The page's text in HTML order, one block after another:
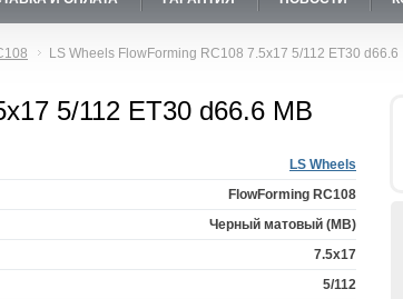
LS Wheels FlowForming RC108 7.5x17 5/112 ET30 d66.6
5/112 ET30 d66.6 MB
LS Wheels
FlowForming RC108
Черный матовый (MB)
7.5x17
5/112